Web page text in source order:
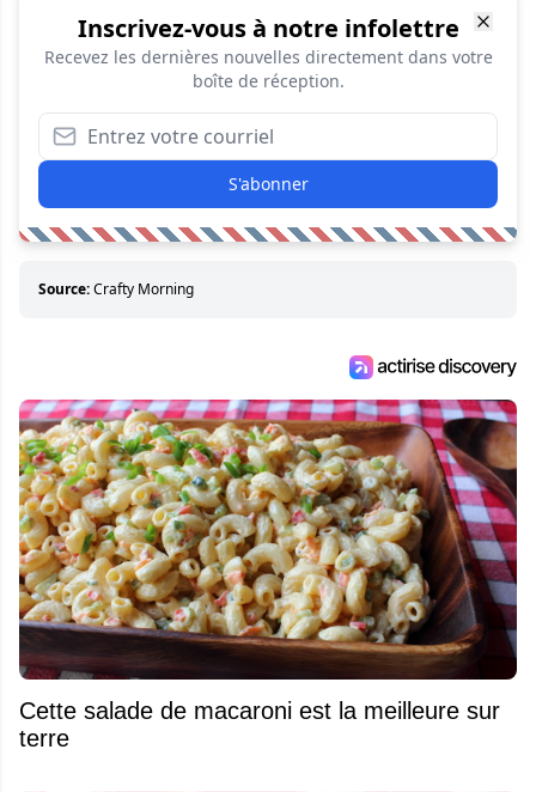
Inscrivez-vous à notre infolettre
Recevez les dernières nouvelles directement dans votre
boîte de réception.
S'abonner
Source:Crafty Morning
Cette salade de macaroni est la meilleure sur
terre